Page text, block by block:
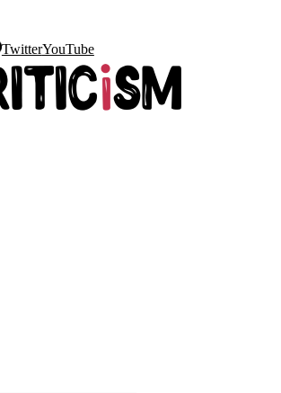
TwitterYouTube